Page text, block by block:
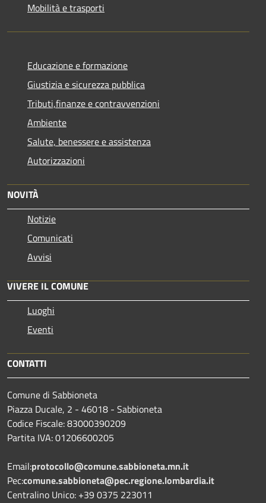
Mobilità e trasporti
Educazione e formazione
Giustizia e sicurezza pubblica
Tributi,finanze e contravvenzioni
Ambiente
Salute, benessere e assistenza
Autorizzazioni
NOVITÀ
Notizie
Comunicati
Avvisi
VIVERE IL COMUNE
Luoghi
Eventi
CONTATTI
Comune di Sabbioneta
Piazza Ducale, 2 - 46018 - Sabbioneta
Codice Fiscale: 83000390209
Partita IVA: 01206600205
Email:protocollo@comune.sabbioneta.mn.it
Pec:comune.sabbioneta@pec.regione.lombardia.it
Centralino Unico: +39 0375 223011